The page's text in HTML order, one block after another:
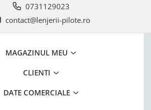
0731129023
contact@lenjerii-pilote.ro
MAGAZINUL MEU
CLIENTI
DATE COMERCIALE